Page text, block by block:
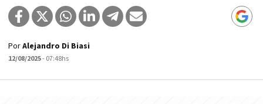
PorAlejandro Di Biasi
12/08/2025- 07:48hs